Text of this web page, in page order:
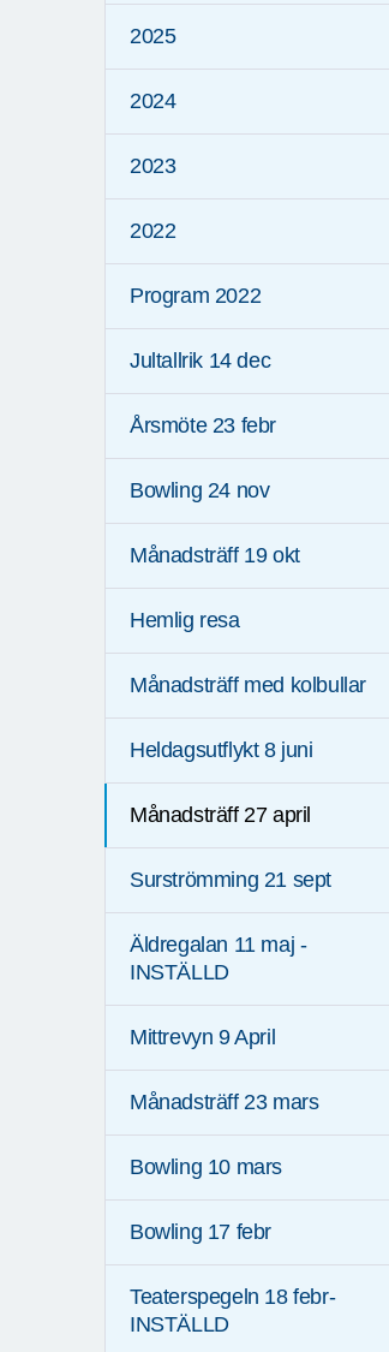
2025
2024
2023
2022
Program 2022
Jultallrik 14 dec
Årsmöte 23 febr
Bowling 24 nov
Månadsträff 19 okt
Hemlig resa
Månadsträff med kolbullar
Heldagsutflykt 8 juni
Månadsträff 27 april
Surströmming 21 sept
Äldregalan 11 maj -
INSTÄLLD
Mittrevyn 9 April
Månadsträff 23 mars
Bowling 10 mars
Bowling 17 febr
Teaterspegeln 18 febr-
INSTÄLLD